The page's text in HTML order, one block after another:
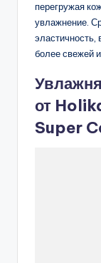
перегружая
увлажнение.
эластичность,
более свежей
от
Super